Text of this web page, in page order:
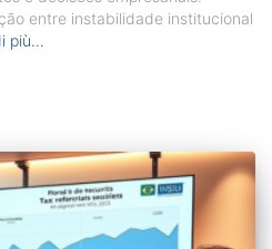
entre instabilidade institucional
più…